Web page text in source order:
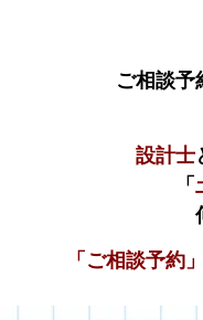
ご相談予
設計士
「
「ご相談予約」